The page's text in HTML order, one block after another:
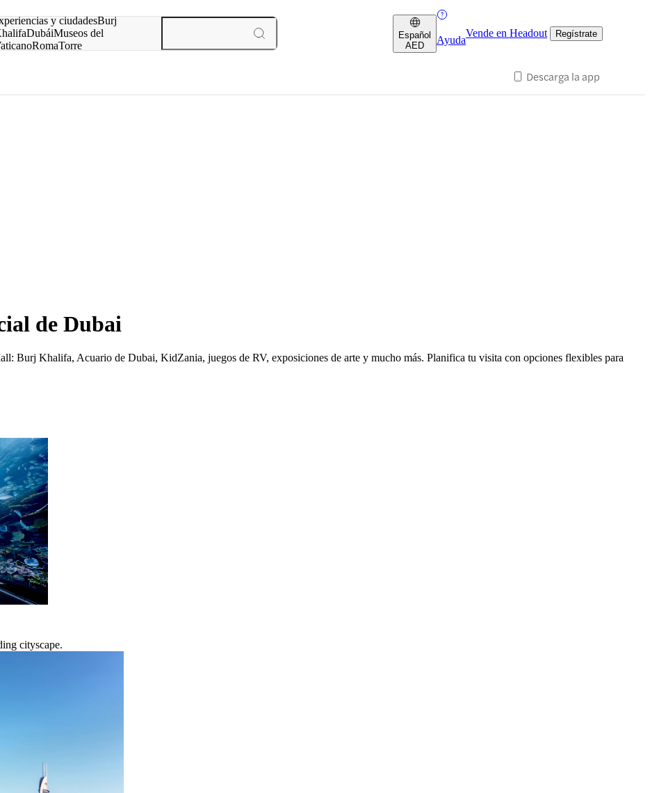
y ciudadesBurj
DubáiMuseos del
RomaTorre
Español
AED
Ayuda
Vende en Headout Regístrate
Descarga la app
de Dubai
Burj Khalifa, Acuario de Dubai, KidZania, juegos de RV, exposiciones de arte y mucho más. Planifica tu visita con opciones flexibles para
cityscape.